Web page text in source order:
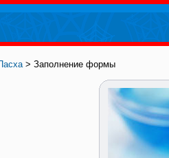
> Заполнение формы